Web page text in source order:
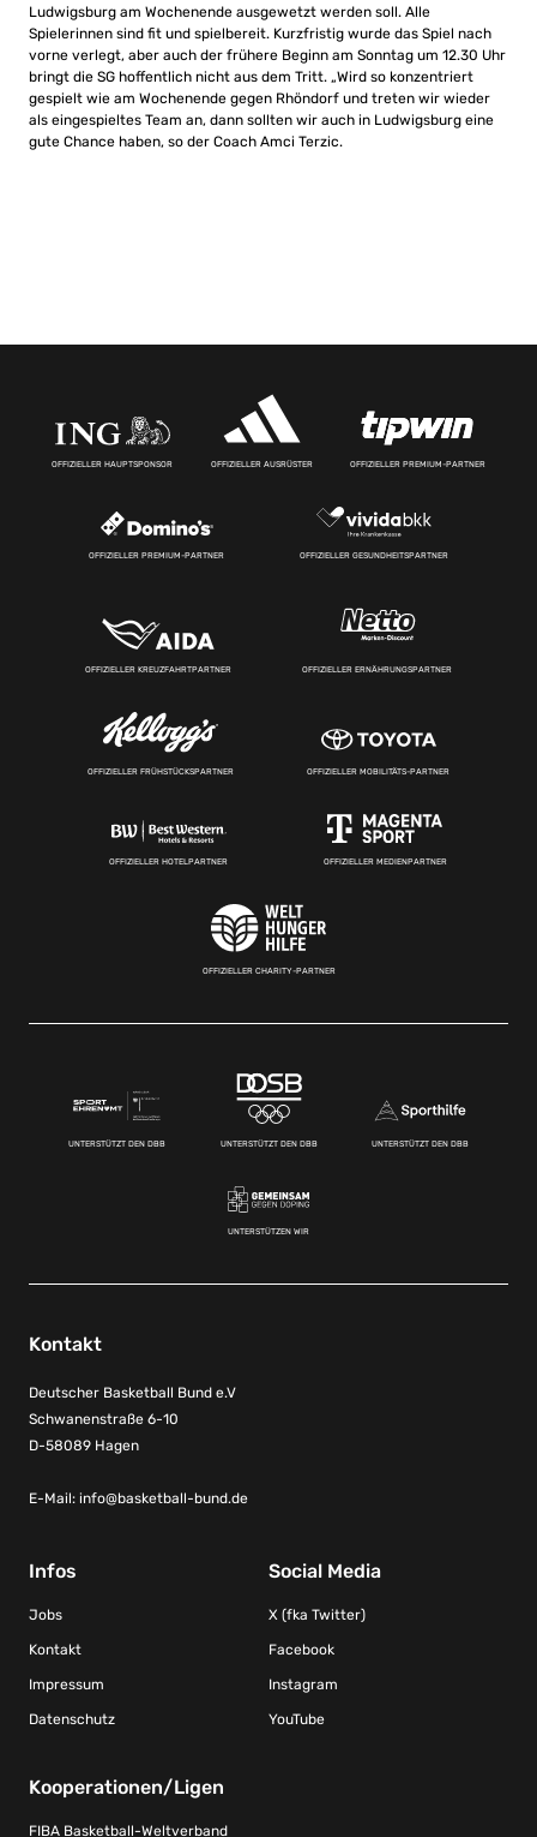
Ludwigsburg am Wochenende ausgewetzt werden soll. Alle
Spielerinnen sind fit und spielbereit. Kurzfristig wurde das Spiel nach
vorne verlegt, aber auch der frühere Beginn am Sonntag um 12.30 Uhr
bringt die SG hoffentlich nicht aus dem Tritt. „Wird so konzentriert
gespielt wie am Wochenende gegen Rhöndorf und treten wir wieder
als eingespieltes Team an, dann sollten wir auch in Ludwigsburg eine
gute Chance haben, so der Coach Amci Terzic.
OFFIZIELLER HAUPTSPONSOR OFFIZIELLER AUSRÜSTER OFFIZIELLER PREMIUM-PARTNER
OFFIZIELLER PREMIUM-PARTNER OFFIZIELLER GESUNDHEITSPARTNER
OFFIZIELLER KREUZFAHRTPARTNER OFFIZIELLER ERNÄHRUNGSPARTNER
OFFIZIELLER FRÜHSTÜCKSPARTNER OFFIZIELLER MOBILITÄTS-PARTNER
OFFIZIELLER HOTELPARTNER OFFIZIELLER MEDIENPARTNER
OFFIZIELLER CHARITY-PARTNER
UNTERSTÜTZT DEN DBB UNTERSTÜTZT DEN DBB UNTERSTÜTZT DEN DBB
UNTERSTÜTZEN WIR
Kontakt
Deutscher Basketball Bund e.V
Schwanenstraße 6-10
D-58089 Hagen
E-Mail: info@basketball-bund.de
Infos
Jobs
Kontakt
Impressum
Datenschutz
Social Media
X (fka Twitter)
Facebook
Instagram
YouTube
Kooperationen/Ligen
FIBA Basketball-Weltverband